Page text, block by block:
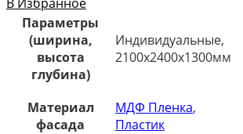
Параметры
(ширина,
высота
глубина)
Индивидуальные,
2100х2400х1300мм
Материал
фасада
МДФ Пленка,
Пластик